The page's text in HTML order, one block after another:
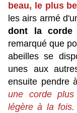
beau, le plus
les airs armé
dont la corde
remarqué que
abeilles se
unes aux
ensuite pendre
une corde
légère à la fois.